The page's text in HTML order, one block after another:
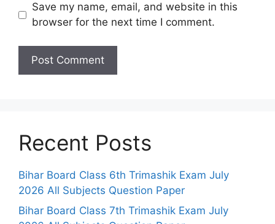
Save my name, email, and website in this
browser for the next time I comment.
Recent Posts
Bihar Board Class 6th Trimashik Exam July
2026 All Subjects Question Paper
Bihar Board Class 7th Trimashik Exam July